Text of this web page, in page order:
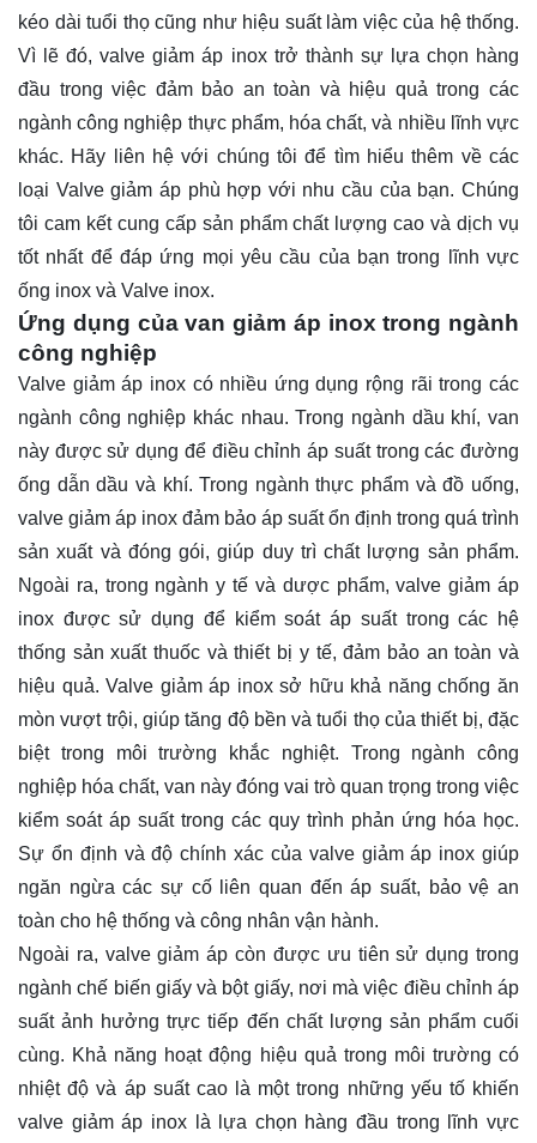
kéo dài tuổi thọ cũng như hiệu suất làm việc của hệ thống.
Vì lẽ đó, valve giảm áp inox trở thành sự lựa chọn hàng
đầu trong việc đảm bảo an toàn và hiệu quả trong các
ngành công nghiệp thực phẩm, hóa chất, và nhiều lĩnh vực
khác. Hãy
liên hệ với chúng tôi để tìm hiểu thêm về các
loại Valve giảm áp phù hợp với nhu cầu của bạn. Chúng
tôi cam kết cung cấp sản phẩm chất lượng cao và dịch vụ
tốt nhất để đáp ứng mọi yêu cầu của bạn trong lĩnh vực
ống inox và Valve inox.
Ứng dụng của van giảm áp inox trong ngành
công nghiệp
Valve giảm áp inox có nhiều ứng dụng rộng rãi trong các
ngành công nghiệp khác nhau. Trong ngành dầu khí, van
này được sử dụng để điều chỉnh áp suất trong các đường
ống dẫn dầu và khí. Trong ngành thực phẩm và đồ uống,
valve giảm áp inox đảm bảo áp suất ổn định trong quá trình
sản xuất và đóng gói, giúp duy trì chất lượng sản phẩm.
Ngoài ra, trong ngành y tế và dược phẩm, valve giảm áp
inox được sử dụng để kiểm soát áp suất trong các hệ
thống sản xuất thuốc và thiết bị y tế, đảm bảo an toàn và
hiệu quả. Valve giảm áp inox sở hữu khả năng chống ăn
mòn vượt trội, giúp tăng độ bền và tuổi thọ của thiết bị, đặc
biệt trong môi trường khắc nghiệt. Trong ngành công
nghiệp hóa chất, van này đóng vai trò quan trọng trong việc
kiểm soát áp suất trong các quy trình phản ứng hóa học.
Sự ổn định và độ chính xác của valve giảm áp inox giúp
ngăn ngừa các sự cố liên quan đến áp suất, bảo vệ an
toàn cho hệ thống và công nhân vận hành.
Ngoài ra, valve giảm áp còn được ưu tiên sử dụng trong
ngành chế biến giấy và bột giấy, nơi mà việc điều chỉnh áp
suất ảnh hưởng trực tiếp đến chất lượng sản phẩm cuối
cùng. Khả năng hoạt động hiệu quả trong môi trường có
nhiệt độ và áp suất cao là một trong những yếu tố khiến
valve giảm áp inox là lựa chọn hàng đầu trong lĩnh vực